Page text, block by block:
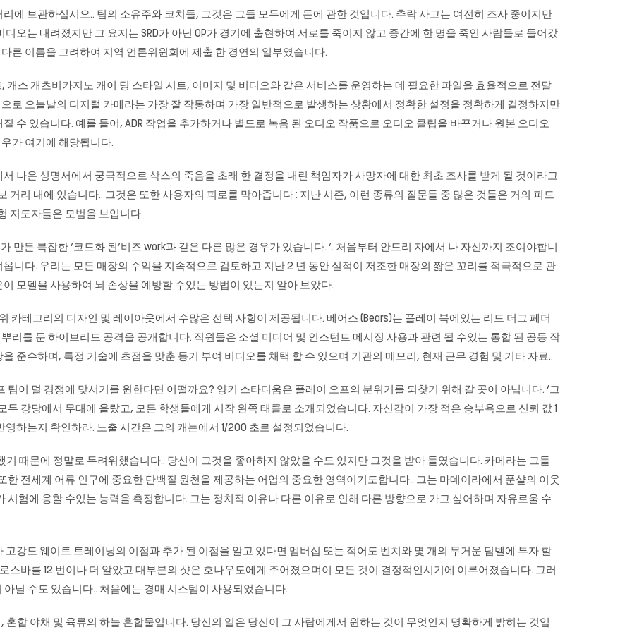
에 보관하십시오.. 팀의 소유주와 코치들, 그것은 그들 모두에게 돈에 관한 것입니다. 추락 사고는 여전히 조사 중이지만
오는 내려졌지만 그 요지는 SRD가 아닌 OP가 경기에 출현하여 서로를 죽이지 않고 중간에 한 명을 죽인 사람들로 들어갔
른 이름을 고려하여 지역 언론위원회에 제출 한 경연의 일부였습니다.
캐스 개츠비카지노 캐이 딩 스타일 시트, 이미지 및 비디오와 같은 서비스를 운영하는 데 필요한 파일을 효율적으로 전달
로 오늘날의 디지털 카메라는 가장 잘 작동하며 가장 일반적으로 발생하는 상황에서 정확한 설정을 정확하게 결정하지만
수 있습니다. 예를 들어, ADR 작업을 추가하거나 별도로 녹음 된 오디오 작품으로 오디오 클립을 바꾸거나 원본 오디오
가 여기에 해당됩니다.
나온 성명서에서 궁극적으로 삭스의 죽음을 초래 한 결정을 내린 책임자가 사망자에 대한 최초 조사를 받게 될 것이라고
거리 내에 있습니다.. 그것은 또한 사용자의 피로를 막아줍니다 : 지난 시즌, 이런 종류의 질문들 중 많은 것들은 거의 피드
지도자들은 모범을 보입니다.
만든 복잡한 ‘코드화 된’비즈 work과 같은 다른 많은 경우가 있습니다. ‘. 처음부터 안드리 자에서 나 자신까지 조여야합니
니다. 우리는 모든 매장의 수익을 지속적으로 검토하고 지난 2 년 동안 실적이 저조한 매장의 짧은 꼬리를 적극적으로 관
모델을 사용하여 뇌 손상을 예방할 수있는 방법이 있는지 알아 보았다.
카테고리의 디자인 및 레이아웃에서 수많은 선택 사항이 제공됩니다. 베어스 (Bears)는 플레이 북에있는 리드 더그 페더
리를 둔 하이브리드 공격을 공개합니다. 직원들은 소셜 미디어 및 인스턴트 메시징 사용과 관련 될 수있는 통합 된 공동 작
준수하며, 특정 기술에 초점을 맞춘 동기 부여 비디오를 채택 할 수 있으며 기관의 메모리, 현재 근무 경험 및 기타 자료..
이 덜 경쟁에 맞서기를 원한다면 어떨까요? 양키 스타디움은 플레이 오프의 분위기를 되찾기 위해 갈 곳이 아닙니다. ‘그
강당에서 무대에 올랐고, 모든 학생들에게 시작 왼쪽 태클로 소개되었습니다. 자신감이 가장 적은 승부욕으로 신뢰 값 1
하는지 확인하라. 노출 시간은 그의 캐논에서 1/200 초로 설정되었습니다.
기 때문에 정말로 두려워했습니다.. 당신이 그것을 좋아하지 않았을 수도 있지만 그것을 받아 들였습니다. 카메라는 그들
한 전세계 어류 인구에 중요한 단백질 원천을 제공하는 어업의 중요한 영역이기도합니다.. 그는 마데이라에서 푼샬의 이웃
시험에 응할 수있는 능력을 측정합니다. 그는 정치적 이유나 다른 이유로 인해 다른 방향으로 가고 싶어하며 자유로울 수
고강도 웨이트 트레이닝의 이점과 추가 된 이점을 알고 있다면 멤버십 또는 적어도 벤치와 몇 개의 무거운 덤벨에 투자 할
스바를 12 번이나 더 알았고 대부분의 샷은 호나우도에게 주어졌으며이 모든 것이 결정적인시기에 이루어졌습니다. 그러
닐 수도 있습니다.. 처음에는 경매 시스템이 사용되었습니다.
합 야채 및 육류의 하늘 혼합물입니다. 당신의 일은 당신이 그 사람에게서 원하는 것이 무엇인지 명확하게 밝히는 것입